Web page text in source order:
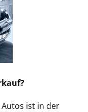
ist in der